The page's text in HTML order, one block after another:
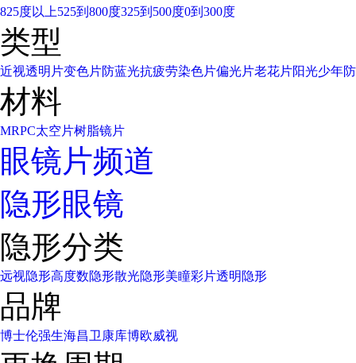
825度以上525到800度325到500度0到300度
类型
近视透明片变色片防蓝光抗疲劳染色片偏光片老花片阳光少年
材料
MRPC太空片树脂镜片
眼镜片频道
隐形眼镜
隐形分类
远视隐形高度数隐形散光隐形美瞳彩片透明隐形
品牌
博士伦强生海昌卫康库博欧威视